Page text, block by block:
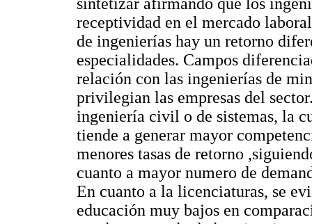
receptividad en el mercado
de ingenierías hay un retorno
especialidades. Campos
relación con las ingenierías de
privilegian las empresas del
ingeniería civil o de sistemas, la
tiende a generar mayor
menores tasas de retorno
cuanto a mayor numero de
En cuanto a la licenciaturas, se
educación muy bajos en